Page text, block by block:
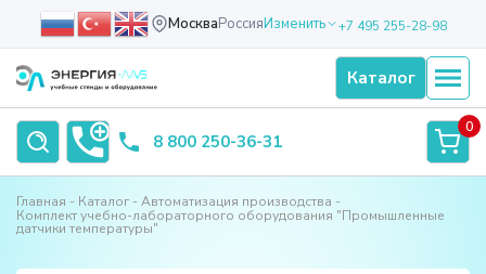
МоскваРоссияИзменить +7 495 255-28-98
Каталог
8 800 250-36-31
0
Главная Каталог
Автоматизация производства
Комплект учебно-лабораторного оборудования "Промышленные
датчики температуры"